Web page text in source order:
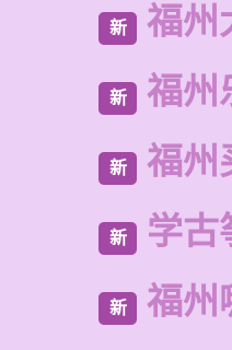
新 福州
新 福州
新 福州
新 学古
新 福州